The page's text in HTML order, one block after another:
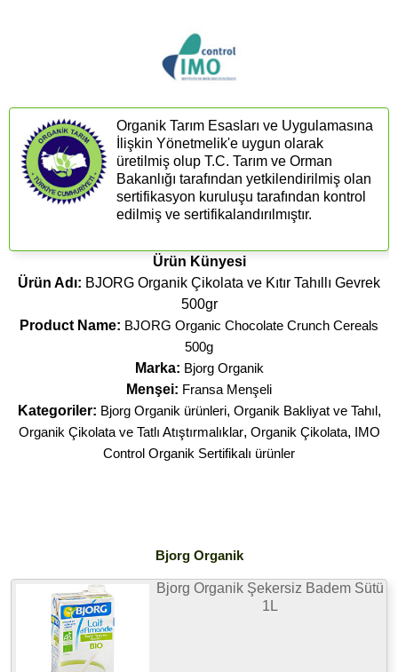
Organik Tarım Esasları ve Uygulamasına
İlişkin Yönetmelik'e uygun olarak
üretilmiş olup T.C. Tarım ve Orman
Bakanlığı tarafından yetkilendirilmiş olan
sertifikasyon kuruluşu tarafından kontrol
edilmiş ve sertifikalandırılmıştır.
Ürün Künyesi
Ürün Adı: BJORG Organik Çikolata ve Kıtır Tahıllı Gevrek
500gr
Product Name: BJORG Organic Chocolate Crunch Cereals
500g
Marka: Bjorg Organik
Menşei: Fransa Menşeli
Kategoriler: Bjorg Organik ürünleri, Organik Bakliyat ve Tahıl,
Organik Çikolata ve Tatlı Atıştırmalıklar, Organik Çikolata, IMO
Control Organik Sertifikalı ürünler
Bjorg Organik
Bjorg Organik Şekersiz Badem Sütü
1L